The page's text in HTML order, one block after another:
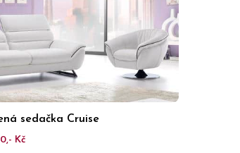
sedačka Cruise
Kč